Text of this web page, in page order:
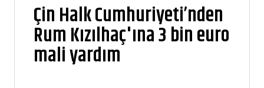
Çin Halk Cumhuriyeti’nden
Rum Kızılhaç'ına 3 bin euro
mali yardım